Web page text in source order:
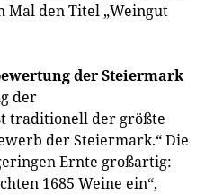
den Titel „Weingut
der Steiermark
der
traditionell der größte
der Steiermark.“ Die
Ernte großartig:
1685 Weine ein“,